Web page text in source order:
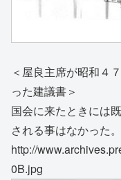
＜屋良主席が昭和４
った建議書＞
国会に来たときには
される事はなかった。
http://
0B.jpg